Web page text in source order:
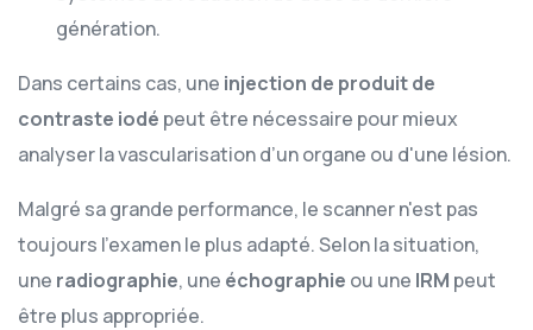
génération.
Dans certains cas, une injection de produit de
contraste iodé peut être nécessaire pour mieux
analyser la vascularisation d’un organe ou d'une lésion.
Malgré sa grande performance, le scanner n'est pas
toujours l'examen le plus adapté. Selon la situation,
une radiographie, une échographie ou une IRM peut
être plus appropriée.